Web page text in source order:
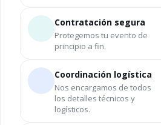
Contratación segura
Protegemos tu evento de
principio a fin.
Coordinación logística
Nos encargamos de todos
los detalles técnicos y
logísticos.